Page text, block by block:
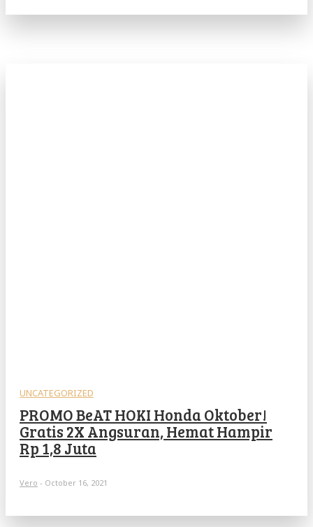
UNCATEGORIZED
PROMO BeAT HOKI Honda Oktober!
Gratis 2X Angsuran, Hemat Hampir
Rp 1,8 Juta
Vero - October 16, 2021